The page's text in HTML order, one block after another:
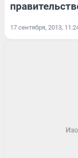
17 сентября, 2013,